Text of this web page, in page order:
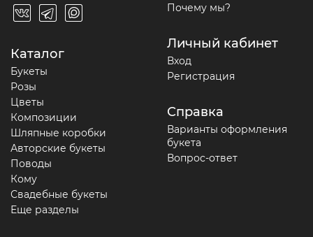
Каталог
Букеты
Розы
Цветы
Композиции
Шляпные коробки
Авторские букеты
Поводы
Кому
Свадебные букеты
Еще разделы
Почему мы?
Личный кабинет
Вход
Регистрация
Справка
Варианты оформления
букета
Вопрос-ответ